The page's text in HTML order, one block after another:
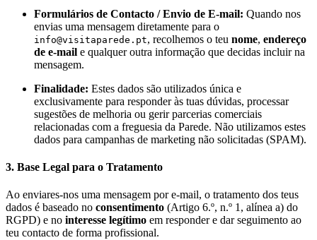
Formulários de Contacto / Envio de E-mail: Quando nos
envias uma mensagem diretamente para o
info@visitaparede.pt, recolhemos o teu nome, endereço
de e-mail e qualquer outra informação que decidas incluir na
mensagem.
Finalidade: Estes dados são utilizados única e
exclusivamente para responder às tuas dúvidas, processar
sugestões de melhoria ou gerir parcerias comerciais
relacionadas com a freguesia da Parede. Não utilizamos estes
dados para campanhas de marketing não solicitadas (SPAM).
3. Base Legal para o Tratamento
Ao enviares-nos uma mensagem por e-mail, o tratamento dos teus
dados é baseado no consentimento (Artigo 6.º, n.º 1, alínea a) do
RGPD) e no interesse legítimo em responder e dar seguimento ao
teu contacto de forma profissional.